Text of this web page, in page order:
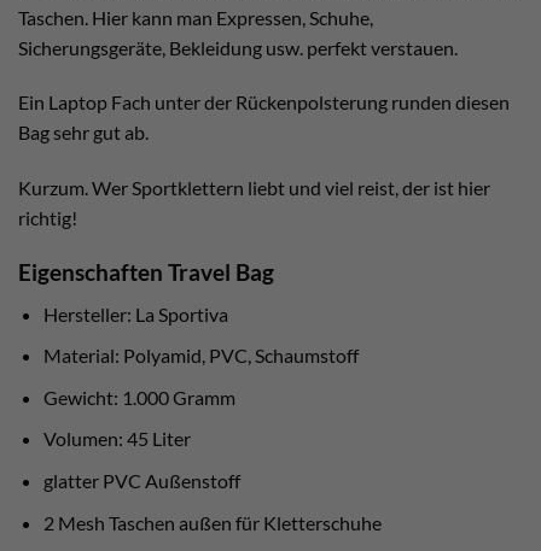
Taschen. Hier kann man Expressen, Schuhe,
Sicherungsgeräte, Bekleidung usw. perfekt verstauen.
Ein Laptop Fach unter der Rückenpolsterung runden diesen
Bag sehr gut ab.
Kurzum. Wer Sportklettern liebt und viel reist, der ist hier
richtig!
Eigenschaften Travel Bag
Hersteller: La Sportiva
Material: Polyamid, PVC, Schaumstoff
Gewicht: 1.000 Gramm
Volumen: 45 Liter
glatter PVC Außenstoff
2 Mesh Taschen außen für Kletterschuhe